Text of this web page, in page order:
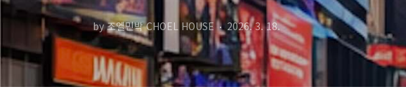
by 조엘민박 CHOEL HOUSE 2026. 3. 18.